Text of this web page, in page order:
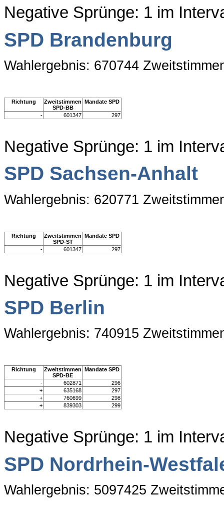
Negative Sprünge: 1 im
SPD Brandenburg
Wahlergebnis: 670744
Richtung
Zweitstimmen
SPD-BB
Mandate SPD
- 601347 297
Negative Sprünge: 1 im
SPD Sachsen-Anhalt
Wahlergebnis: 620771
Richtung
Zweitstimmen
SPD-ST
Mandate SPD
- 601347 297
Negative Sprünge: 1 im
SPD Berlin
Wahlergebnis: 740915
Richtung
Zweitstimmen
SPD-BE
Mandate SPD
- 602871
296
+
635168
297
+
760699
298
+
839303 299
Negative Sprünge: 1 im
SPD Nordrhein-
Wahlergebnis: 5097425